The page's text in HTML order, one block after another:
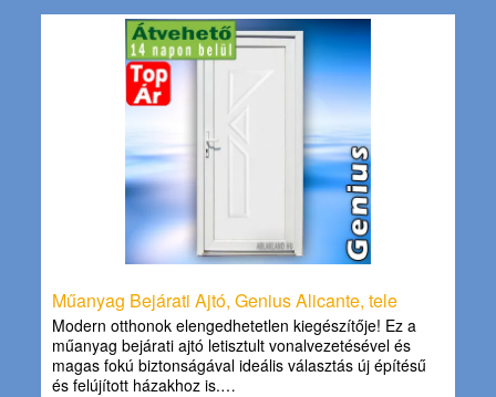
Műanyag Bejárati Ajtó, Genius Alicante, tele
Modern otthonok elengedhetetlen kiegészítője! Ez a
műanyag bejárati ajtó letisztult vonalvezetésével és
magas fokú biztonságával ideális választás új építésű
és felújított házakhoz is.…